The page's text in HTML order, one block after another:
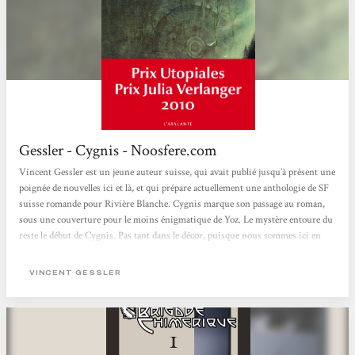
Gessler - Cygnis - Noosfere.com
Vincent Gessler est un jeune auteur suisse, qui avait publié jusqu’à présent une
poignée de nouvelles ici et là, et qui prépare actuellement une anthologie de SF
suisse romande pour Rivière Blanche. Cygnis marque son passage au roman,
sous une couverture pour le moins énigmatique de Yoz. Le mystère entoure du
reste le début de Cygnis. Pas tant dans le décor, puisque nous sommes ici en
réduite en ruines, et les habitants doivent faire face à la neige qui s’amoncelle
VINCENT GESSLER